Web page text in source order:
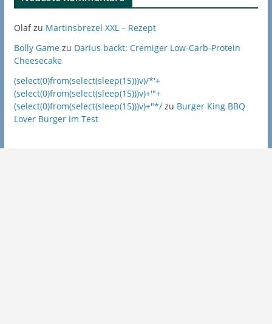
Olafzu Martinsbrezel XXL – Rezept
Bolly Gamezu Darius backt: Cremiger Low-Carb-Protein
Cheesecake
(select(0)from(select(sleep(15)))v)/*'+
(select(0)from(select(sleep(15)))v)+'"+
(select(0)from(select(sleep(15)))v)+"*/zu Burger King BBQ
Lover Burger im Test